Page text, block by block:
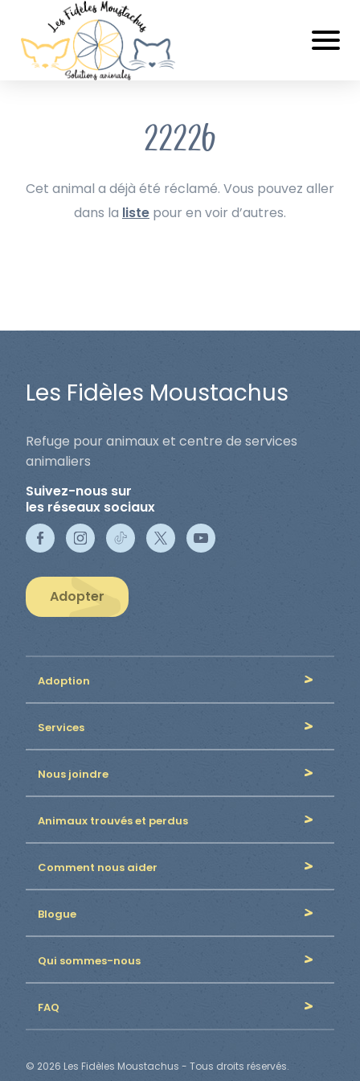
22226
Cet animal a déjà été réclamé. Vous pouvez aller
dans la liste pour en voir d’autres.
Les Fidèles Moustachus
Refuge pour animaux et centre de services
animaliers
Suivez-nous sur
les réseaux sociaux
Adopter
Adoption
Services
Nous joindre
Animaux trouvés et perdus
Comment nous aider
Blogue
Qui sommes-nous
FAQ
© 2026 Les Fidèles Moustachus - Tous droits réservés.